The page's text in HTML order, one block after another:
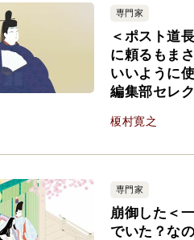
専門家
＜ポスト道
に頼るもま
いいように
編集部セレク
榎村寛之
専門家
崩御した＜
でいた？な